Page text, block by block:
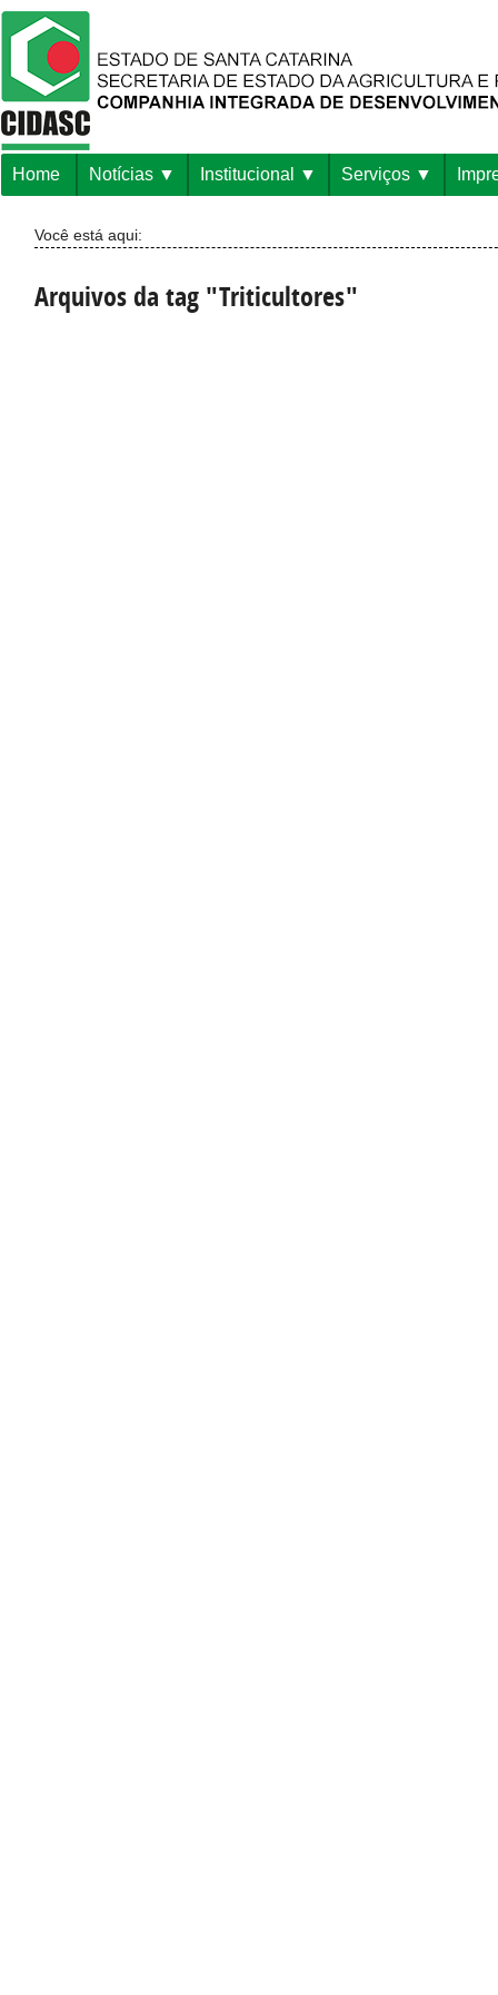
Home Notícias Institucional Serviços
Você está aqui:
Arquivos da tag "Triticultores"